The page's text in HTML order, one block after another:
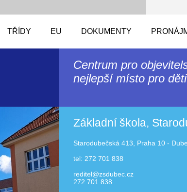
TŘÍDY EU DOKUMENTY
Centrum pro
nejlepší místo pro děti
Základní škola,
Starodubečská 413, Praha 10 -
tel: 272 701 838
reditel@zsdubec.cz
272 701 838